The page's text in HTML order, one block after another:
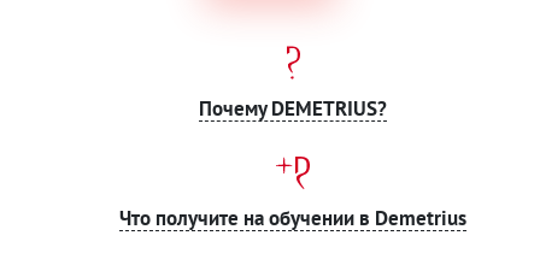
Почему DEMETRIUS?
Что получите на обучении в Demetrius